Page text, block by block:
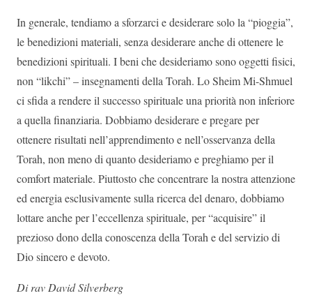
In generale, tendiamo a sforzarci e desiderare solo la “pioggia”,
le benedizioni materiali, senza desiderare anche di ottenere le
benedizioni spirituali. I beni che desideriamo sono oggetti fisici,
non “likchi” – insegnamenti della Torah. Lo Sheim Mi-Shmuel
ci sfida a rendere il successo spirituale una priorità non inferiore
a quella finanziaria. Dobbiamo desiderare e pregare per
ottenere risultati nell’apprendimento e nell’osservanza della
Torah, non meno di quanto desideriamo e preghiamo per il
comfort materiale. Piuttosto che concentrare la nostra attenzione
ed energia esclusivamente sulla ricerca del denaro, dobbiamo
lottare anche per l’eccellenza spirituale, per “acquisire” il
prezioso dono della conoscenza della Torah e del servizio di
Dio sincero e devoto.
Di rav David Silverberg